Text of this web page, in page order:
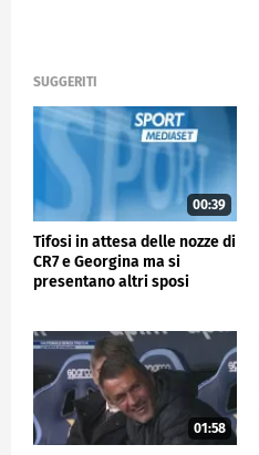
SUGGERITI
00:39
Tifosi in attesa delle nozze di
CR7 e Georgina ma si
presentano altri sposi
01:58